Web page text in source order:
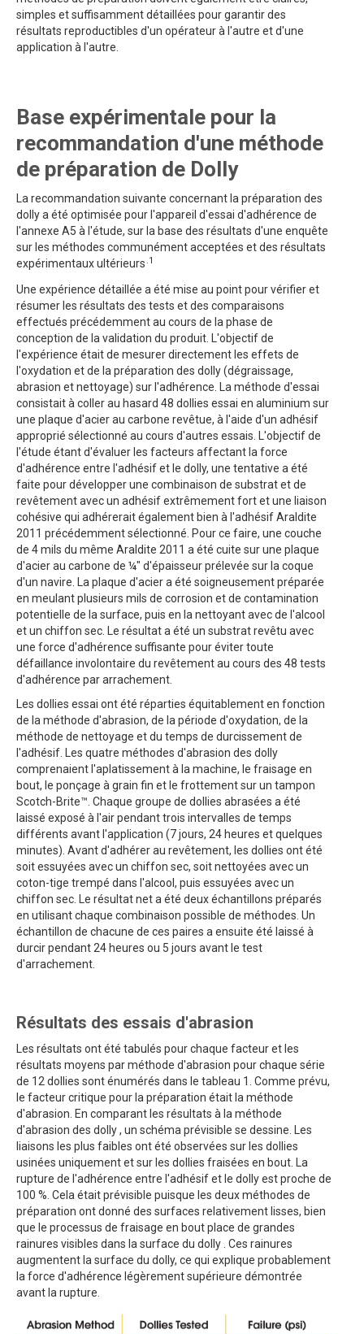
simples et suffisamment détaillées pour garantir des
résultats reproductibles d'un opérateur à l'autre et d'une
application à l'autre.
Base expérimentale pour la
recommandation d'une méthode
de préparation de Dolly
La recommandation suivante concernant la préparation des
dolly a été optimisée pour l'appareil d'essai d'adhérence de
l'annexe A5 à l'étude, sur la base des résultats d'une enquête
sur les méthodes communément acceptées et des résultats
expérimentaux ultérieurs .1
Une expérience détaillée a été mise au point pour vérifier et
résumer les résultats des tests et des comparaisons
effectués précédemment au cours de la phase de
conception de la validation du produit. L'objectif de
l'expérience était de mesurer directement les effets de
l'oxydation et de la préparation des dolly (dégraissage,
abrasion et nettoyage) sur l'adhérence. La méthode d'essai
consistait à coller au hasard 48 dollies essai en aluminium sur
une plaque d'acier au carbone revêtue, à l'aide d'un adhésif
approprié sélectionné au cours d'autres essais. L'objectif de
l'étude étant d'évaluer les facteurs affectant la force
d'adhérence entre l'adhésif et le dolly, une tentative a été
faite pour développer une combinaison de substrat et de
revêtement avec un adhésif extrêmement fort et une liaison
cohésive qui adhérerait également bien à l'adhésif Araldite
2011 précédemment sélectionné. Pour ce faire, une couche
de 4 mils du même Araldite 2011 a été cuite sur une plaque
d'acier au carbone de ¼" d'épaisseur prélevée sur la coque
d'un navire. La plaque d'acier a été soigneusement préparée
en meulant plusieurs mils de corrosion et de contamination
potentielle de la surface, puis en la nettoyant avec de l'alcool
et un chiffon sec. Le résultat a été un substrat revêtu avec
une force d'adhérence suffisante pour éviter toute
défaillance involontaire du revêtement au cours des 48 tests
d'adhérence par arrachement.
Les dollies essai ont été réparties équitablement en fonction
de la méthode d'abrasion, de la période d'oxydation, de la
méthode de nettoyage et du temps de durcissement de
l'adhésif. Les quatre méthodes d'abrasion des dolly
comprenaient l'aplatissement à la machine, le fraisage en
bout, le ponçage à grain fin et le frottement sur un tampon
Scotch-Brite™. Chaque groupe de dollies abrasées a été
laissé exposé à l'air pendant trois intervalles de temps
différents avant l'application (7 jours, 24 heures et quelques
minutes). Avant d'adhérer au revêtement, les dollies ont été
soit essuyées avec un chiffon sec, soit nettoyées avec un
coton-tige trempé dans l'alcool, puis essuyées avec un
chiffon sec. Le résultat net a été deux échantillons préparés
en utilisant chaque combinaison possible de méthodes. Un
échantillon de chacune de ces paires a ensuite été laissé à
durcir pendant 24 heures ou 5 jours avant le test
d'arrachement.
Résultats des essais d'abrasion
Les résultats ont été tabulés pour chaque facteur et les
résultats moyens par méthode d'abrasion pour chaque série
de 12 dollies sont énumérés dans le tableau 1. Comme prévu,
le facteur critique pour la préparation était la méthode
d'abrasion. En comparant les résultats à la méthode
d'abrasion des dolly , un schéma prévisible se dessine. Les
liaisons les plus faibles ont été observées sur les dollies
usinées uniquement et sur les dollies fraisées en bout. La
rupture de l'adhérence entre l'adhésif et le dolly est proche de
100 %. Cela était prévisible puisque les deux méthodes de
préparation ont donné des surfaces relativement lisses, bien
que le processus de fraisage en bout place de grandes
rainures visibles dans la surface du dolly . Ces rainures
augmentent la surface du dolly, ce qui explique probablement
la force d'adhérence légèrement supérieure démontrée
avant la rupture.